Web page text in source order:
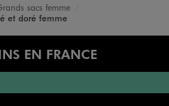
sacs femme
et doré femme
EN FRANCE